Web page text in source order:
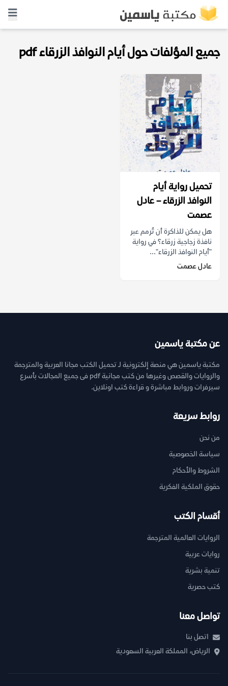
جميع المؤلفات حول أيام النوافذ الزرقاء pdf
تحميل رواية أيام
النوافذ الزرقاء – عادل
عصمت
هل يمكن للذاكرة أن تُرمم عبر
نافذة زجاجية زرقاء؟ في رواية
"أيام النوافذ الزرقاء"...
عادل عصمت
عن مكتبة ياسمين
مكتبة ياسمين هي منصة إلكترونية لـ تحميل الكتب مجانا العربية والمترجمة
والروايات والقصص وغيرها من كتب مجانية pdf فى جميع المجالات بأسرع
سيرفرات وروابط مباشرة و قراءة كتب اونلاين.
روابط سريعة
من نحن
سياسة الخصوصية
الشروط والأحكام
حقوق الملكية الفكرية
أقسام الكتب
الروايات العالمية المترجمة
روايات عربية
تنمية بشرية
كتب حصرية
تواصل معنا
اتصل بنا
الرياض، المملكة العربية السعودية